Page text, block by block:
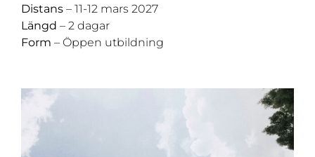
Distans– 11-12 mars 2027
Längd – 2 dagar
Form – Öppen utbildning